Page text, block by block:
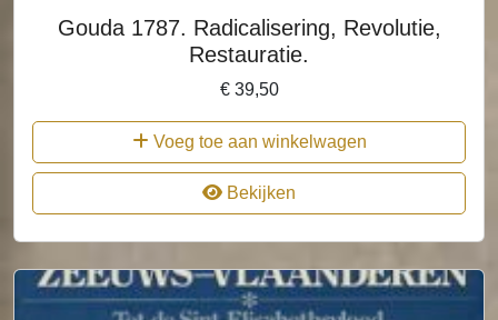
Gouda 1787. Radicalisering, Revolutie,
Restauratie.
€39,50
Voeg toe aan winkelwagen
Bekijken